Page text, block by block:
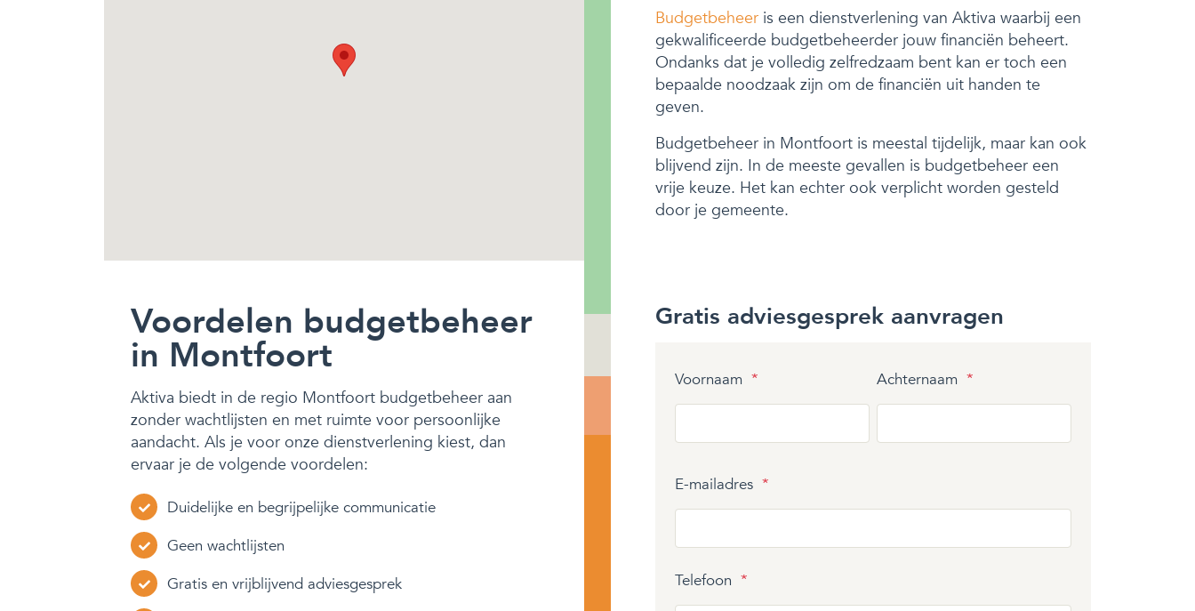
Budgetbeheer is een dienstverlening van Aktiva waarbij een
gekwalificeerde budgetbeheerder jouw financiën beheert.
Ondanks dat je volledig zelfredzaam bent kan er toch een
bepaalde noodzaak zijn om de financiën uit handen te
geven.
Budgetbeheer in Montfoort is meestal tijdelijk, maar kan ook
blijvend zijn. In de meeste gevallen is budgetbeheer een
vrije keuze. Het kan echter ook verplicht worden gesteld
door je gemeente.
Voordelen budgetbeheer
in Montfoort
Aktiva biedt in de regio Montfoort budgetbeheer aan
zonder wachtlijsten en met ruimte voor persoonlijke
aandacht. Als je voor onze dienstverlening kiest, dan
ervaar je de volgende voordelen:
Duidelijke en begrijpelijke communicatie
Geen wachtlijsten
Gratis en vrijblijvend adviesgesprek
Gratis adviesgesprek aanvragen
Voornaam * Achternaam *
E-mailadres *
Telefoon *